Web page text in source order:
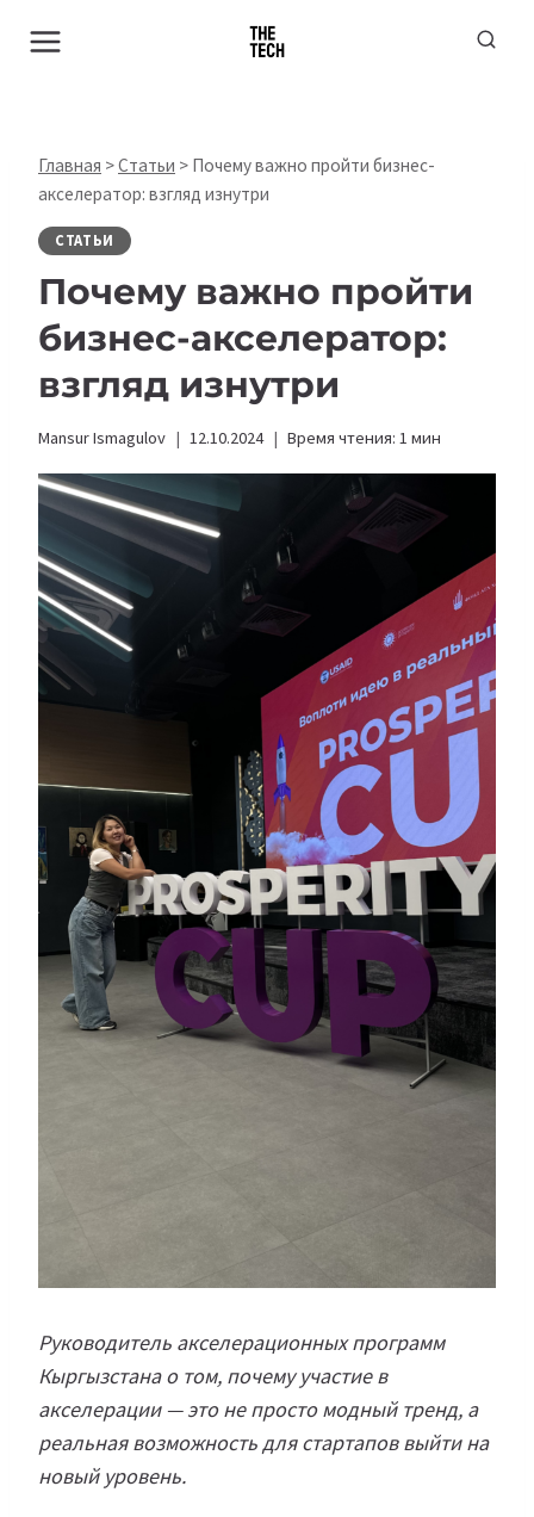
Главная >Статьи > Почему важно пройти бизнес-
акселератор: взгляд изнутри
СТАТЬИ
Почему важно пройти
бизнес-акселератор:
взгляд изнутри
Mansur Ismagulov 12.10.2024 Время чтения: 1 мин
Руководитель акселерационных программ
Кыргызстана о том, почему участие в
акселерации — это не просто модный тренд, а
реальная возможность для стартапов выйти на
новый уровень.